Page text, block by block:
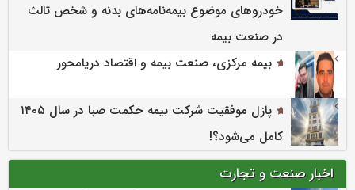
خودروهای موضوع بیمه‌نامه‌های بدنه و شخص ثالث
در صنعت بیمه
بیمه مرکزی، صنعت بیمه و اقتصاد دریامحور
پازل موفقیت شرکت بیمه حکمت صبا در سال ۱۴۰۵
کامل می‌شود؟!
اخبار صنعت و تجارت